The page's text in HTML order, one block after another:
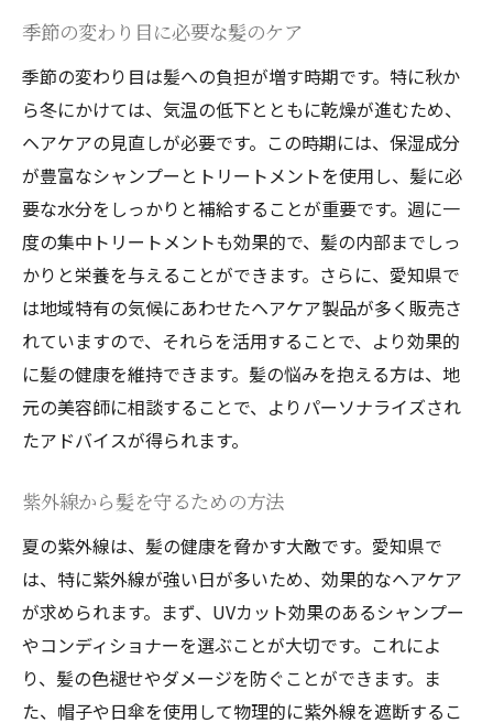
季節の変わり目に必要な髪のケア
季節の変わり目は髪への負担が増す時期です。特に秋か
ら冬にかけては、気温の低下とともに乾燥が進むため、
ヘアケアの見直しが必要です。この時期には、保湿成分
が豊富なシャンプーとトリートメントを使用し、髪に必
要な水分をしっかりと補給することが重要です。週に一
度の集中トリートメントも効果的で、髪の内部までしっ
かりと栄養を与えることができます。さらに、愛知県で
は地域特有の気候にあわせたヘアケア製品が多く販売さ
れていますので、それらを活用することで、より効果的
に髪の健康を維持できます。髪の悩みを抱える方は、地
元の美容師に相談することで、よりパーソナライズされ
たアドバイスが得られます。
紫外線から髪を守るための方法
夏の紫外線は、髪の健康を脅かす大敵です。愛知県で
は、特に紫外線が強い日が多いため、効果的なヘアケア
が求められます。まず、UVカット効果のあるシャンプー
やコンディショナーを選ぶことが大切です。これによ
り、髪の色褪せやダメージを防ぐことができます。ま
た、帽子や日傘を使用して物理的に紫外線を遮断するこ